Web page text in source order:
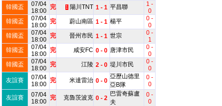
韓國盃
07/04
18:00
完 1 陽川TNT 1 - 1 平昌聯
1 -
0
韓國盃
07/04
18:00
完 蔚山南區 1 - 1 楊平
0 -
0
韓國盃
07/04
18:00
完 晉州市民 1 - 1 世宗
0 -
1
韓國盃
07/04
18:00
完 咸安FC 0 - 0 唐津市民
0 -
0
韓國盃
07/04
18:00
完 江陵 2 - 0 堤川市民
0 -
0
友誼賽
07/04
18:00
完 米達雷治 0 - 0
亞歷山德里
亞B隊
0 -
0
友誼賽
07/04
18:00
完 克魯茨波克 0 - 2
巴雷奇蘇盧
夫
0 -
0